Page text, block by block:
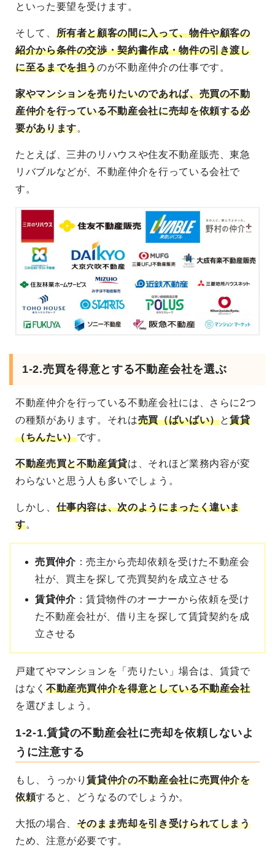
といった要望を受けます。
そして、 所有者と顧客の間に入って、物件や顧客の
紹介から条件の交渉・契約書作成・物件の引き渡し
に至るまでを担うのが不動産仲介の仕事です。
家やマンションを売りたいのであれば、売買の不動
産仲介を行っている不動産会社に売却を依頼する必
要があります。
たとえば、三井のリハウスや住友不動産販売、東急
リバブルなどが、不動産仲介を行っている会社で
す。
1-2.売買を得意とする不動産会社を選ぶ
不動産仲介を行っている不動産会社には、さらに2つ
の種類があります。それは売買（ばいばい）と賃貸
（ちんたい）です。
不動産売買と不動産賃貸は、それほど業務内容が変
わらないと思う人も多いでしょう。
しかし、 仕事内容は、次のようにまったく違いま
す。
売買仲介：売主から売却依頼を受けた不動産会
社が、買主を探して売買契約を成立させる
賃貸仲介：賃貸物件のオーナーから依頼を受け
た不動産会社が、借り主を探して賃貸契約を成
立させる
戸建てやマンションを「売りたい」場合は、賃貸で
はなく 不動産売買仲介を得意としている不動産会社
を選びましょう。
1-2-1.賃貸の不動産会社に売却を依頼しないよ
うに注意する
もし、うっかり賃貸仲介の不動産会社に売買仲介を
依頼すると、どうなるのでしょうか。
大抵の場合、 そのまま売却を引き受けられてしまう
ため、注意が必要です。